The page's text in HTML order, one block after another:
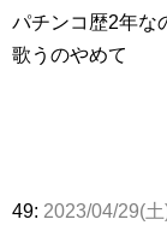
パチンコ歴2年な
歌うのやめて
49: 2023/04/29(